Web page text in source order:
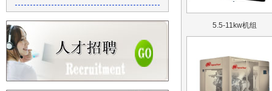
5.5-11kw机组